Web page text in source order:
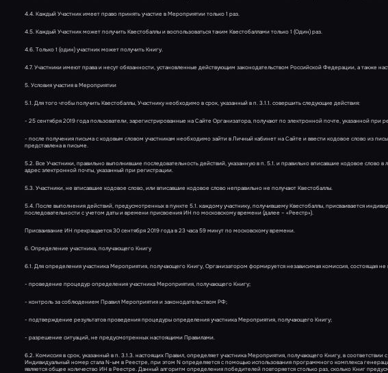
4.4. Каждый Участник имеет право принять участие в Мероприятии только 1 раз.
4.5. Каждый Участник может получить Квестобаллы и воспользоваться таким Квестобаллами только 1 (Один) раз.
4.6. Только 1 (один) участник может получить Книгу.
4.7. Участники имеют права и несут обязанности, установленные действующим законодательством Российской Федерации, а также
5. Условия участия в Мероприятии
5.1. Для того чтобы получить Квестобаллы, Участнику необходимо в срок, указанный в п. 3.1.1. совершить следующие действия:
- 25 сентября 2019 года пользователи, зарегистрированные на Сайте Организатора, получают по электронной почте, указанной при
- после получения письма с кодовым словом участникам необходимо зайти в Личный кабинет на Сайте и ввести кодовое слово из
представлена в письме.
5.2. Все Участники, правильно выполнившие последовательность действий, указанную в п. 5.1. и правильно вписавшие кодовое слово
адрес электронной почты, указанный при регистрации.
5.3. Участники, не вписавшие кодовое слово, или вписавшие кодовое слово неправильно не получают Квестобаллы.
5.4. После выполнения действий, предусмотренных в пункте 5.1. каждому участнику, получившему Квестобаллы, присваивается
последовательности с учетом даты и времени присвоения ИН по московскому времени (далее – «Реестр»).
Присваивание ИН прекращается 30 сентября 2019 года в 23 часа 59 минут по московскому времени.
6. Определение участника, получающего Книгу
6.1. Для определения участника Мероприятия, получающего Книгу, Организатором формируется независимая комиссия, состоящая
- проведение процедур определения участника Мероприятия, получающего Книгу;
- контроль за соблюдением Правил Мероприятия и законодательством РФ;
- подтверждение результатов проведения процедуры определения участника Мероприятия, получающего Книгу;
- разрешение ситуаций, не предусмотренных настоящими Правилами.
6.2. Комиссия в срок, указанный в п. 3.1.3. настоящих Правил, определяет участника Мероприятия, получающего Книгу, в
Индивидуальный номер стала N-ым в Реестре, при этом N определяется с помощью использования программного комплекса
является общее количество ИН в Реестре. Данный алгоритм определения победителей повторяется столько раз, сколько Книг